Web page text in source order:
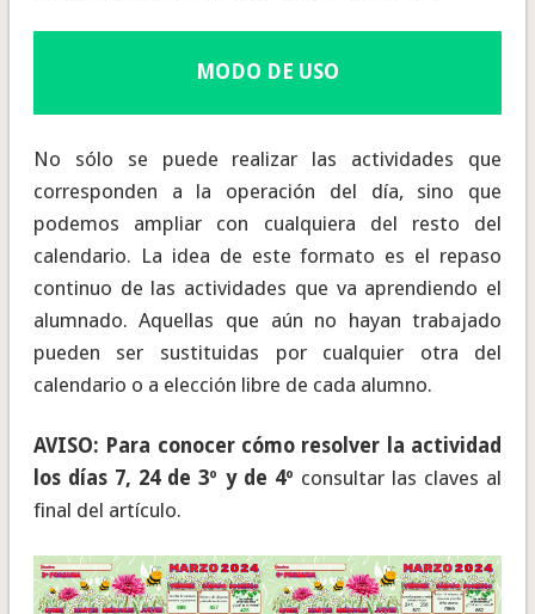
MODO DE USO
No sólo se puede realizar las actividades que
corresponden a la operación del día, sino que
podemos ampliar con cualquiera del resto del
calendario. La idea de este formato es el repaso
continuo de las actividades que va aprendiendo el
alumnado. Aquellas que aún no hayan trabajado
pueden ser sustituidas por cualquier otra del
calendario o a elección libre de cada alumno.
AVISO: Para conocer cómo resolver la actividad
los días 7, 24 de 3º y de 4º consultar las claves al
final del artículo.